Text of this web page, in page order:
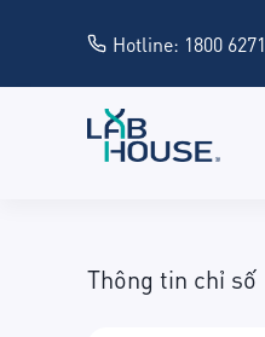
Hotline: 1800 6271
Thông tin chỉ số